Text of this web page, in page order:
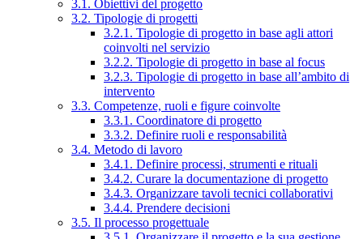
3.1. Obiettivi del progetto
3.2. Tipologie di progetti
3.2.1. Tipologie di progetto in base agli attori
coinvolti nel servizio
3.2.2. Tipologie di progetto in base al focus
3.2.3. Tipologie di progetto in base all’ambito di
intervento
3.3. Competenze, ruoli e figure coinvolte
3.3.1. Coordinatore di progetto
3.3.2. Definire ruoli e responsabilità
3.4. Metodo di lavoro
3.4.1. Definire processi, strumenti e rituali
3.4.2. Curare la documentazione di progetto
3.4.3. Organizzare tavoli tecnici collaborativi
3.4.4. Prendere decisioni
3.5. Il processo progettuale